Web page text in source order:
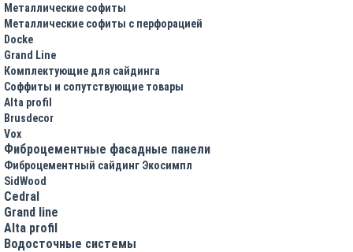
Металлические софиты
Металлические софиты с перфорацией
Docke
Grand Line
Комплектующие для сайдинга
Соффиты и сопутствующие товары
Alta profil
Brusdecor
Vox
Фиброцементные фасадные панели
Фиброцементный сайдинг Экосимпл
SidWood
Cedral
Grand line
Аlta profil
Водосточные системы